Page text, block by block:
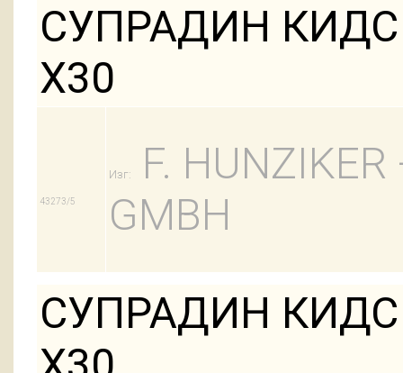
СУПРАДИН
Х30
43273/5
Изг:
F.
GMBH
СУПРАДИН